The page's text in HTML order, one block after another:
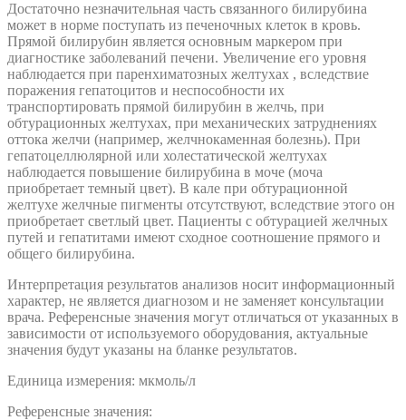
Достаточно незначительная часть связанного билирубина
может в норме поступать из печеночных клеток в кровь.
Прямой билирубин является основным маркером при
диагностике заболеваний печени. Увеличение его уровня
наблюдается при паренхиматозных желтухах , вследствие
поражения гепатоцитов и неспособности их
транспортировать прямой билирубин в желчь, при
обтурационных желтухах, при механических затруднениях
оттока желчи (например, желчнокаменная болезнь). При
гепатоцеллюлярной или холестатической желтухах
наблюдается повышение билирубина в моче (моча
приобретает темный цвет). В кале при обтурационной
желтухе желчные пигменты отсутствуют, вследствие этого он
приобретает светлый цвет. Пациенты с обтурацией желчных
путей и гепатитами имеют сходное соотношение прямого и
общего билирубина.
Интерпретация результатов анализов носит информационный
характер, не является диагнозом и не заменяет консультации
врача. Референсные значения могут отличаться от указанных в
зависимости от используемого оборудования, актуальные
значения будут указаны на бланке результатов.
Единица измерения: мкмоль/л
Референсные значения: